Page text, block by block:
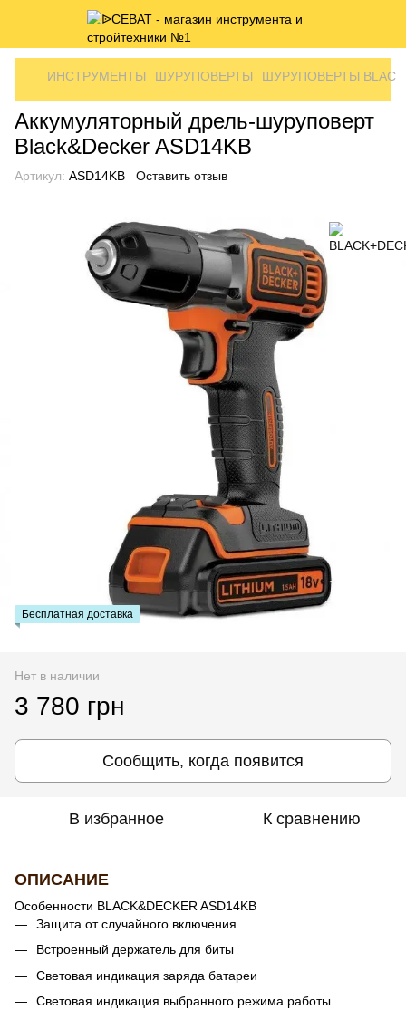
ИНСТРУМЕНТЫ ШУРУПОВЕРТЫ ШУРУПОВЕРТЫ
Аккумуляторный дрель-шуруповерт
Black&Decker ASD14KB
Артикул: ASD14KB Оставить отзыв
Бесплатная доставка
Нет в наличии
3 780 грн
Сообщить, когда появится
В избранное К сравнению
ОПИСАНИЕ
Особенности BLACK&DECKER ASD14KB
Защита от случайного включения
Встроенный держатель для биты
Световая индикация заряда батареи
Световая индикация выбранного режима работы